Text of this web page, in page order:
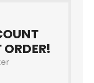
ORDER!